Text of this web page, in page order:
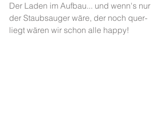
Der Laden im Aufbau... und wenn's nur
der Staubsauger wäre, der noch quer-
liegt wären wir schon alle happy!